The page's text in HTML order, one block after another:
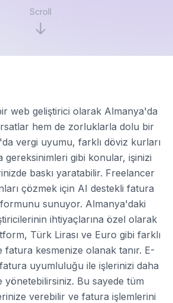
Scroll
web geliştirici olarak Almanya'da
hem de zorluklarla dolu bir
vergi uyumu, farklı döviz kurları
gereksinimleri gibi konular, işinizi
baskı yaratabilir. Freelancer
çözmek için AI destekli fatura
sunuyor. Almanya'daki
ihtiyaçlarına özel olarak
Türk Lirası ve Euro gibi farklı
fatura kesmenize olanak tanır. E-
uyumluluğu ile işlerinizi daha
yönetebilirsiniz. Bu sayede tüm
verebilir ve fatura işlemlerini